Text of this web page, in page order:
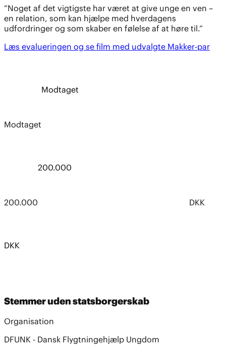
”Noget af det vigtigste har været at give unge en ven –
en relation, som kan hjælpe med hverdagens
udfordringer og som skaber en følelse af at høre til.”
Læs evalueringen og se film med udvalgte Makker-par
Modtaget
Modtaget
200.000
200.000
DKK
DKK
Stemmer uden statsborgerskab
Organisation
DFUNK - Dansk Flygtningehjælp Ungdom